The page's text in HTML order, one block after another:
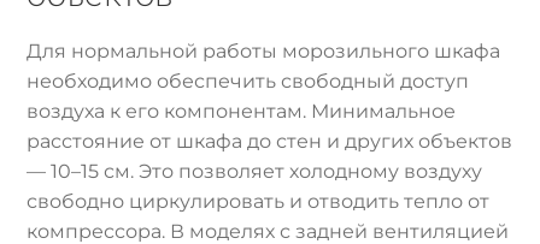
Для нормальной работы морозильного шкафа
необходимо обеспечить свободный доступ
воздуха к его компонентам. Минимальное
расстояние от шкафа до стен и других объектов
— 10–15 см. Это позволяет холодному воздуху
свободно циркулировать и отводить тепло от
компрессора. В моделях с задней вентиляцией